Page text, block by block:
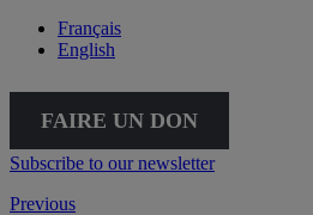
Français
English
FAIRE UN DON
Subscribe to our newsletter
Previous